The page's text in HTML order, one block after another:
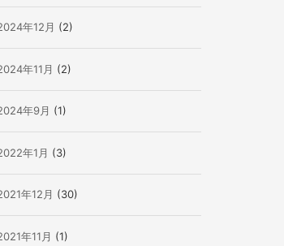
年12月 (2)
年11月 (2)
年9月 (1)
年1月 (3)
年12月 (30)
年11月 (1)